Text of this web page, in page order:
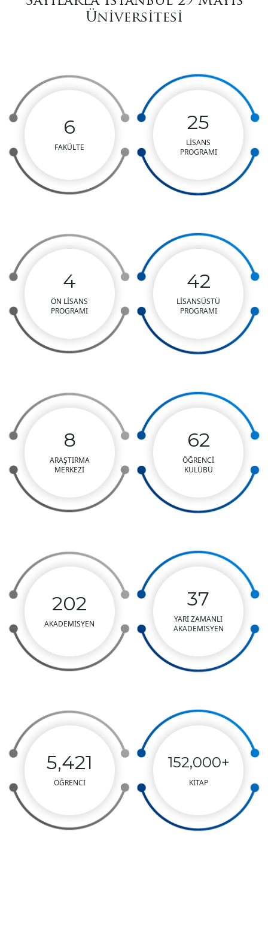
Üniversitesi
6
FAKÜLTE
25
LİSANS
PROGRAMI
4
ÖN LİSANS
PROGRAMI
42
LİSANSÜSTÜ
PROGRAMI
8
ARAŞTIRMA
MERKEZİ
62
ÖĞRENCİ
KULÜBÜ
202
AKADEMİSYEN
37
YARI ZAMANLI
AKADEMİSYEN
5,421
ÖĞRENCİ
152,000+
KİTAP